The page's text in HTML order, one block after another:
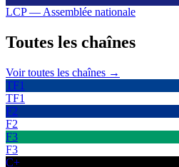
LCP — Assemblée nationale
Toutes les chaînes
Voir toutes les chaînes →
TF1
TF1
F2
F2
F3
F3
C+